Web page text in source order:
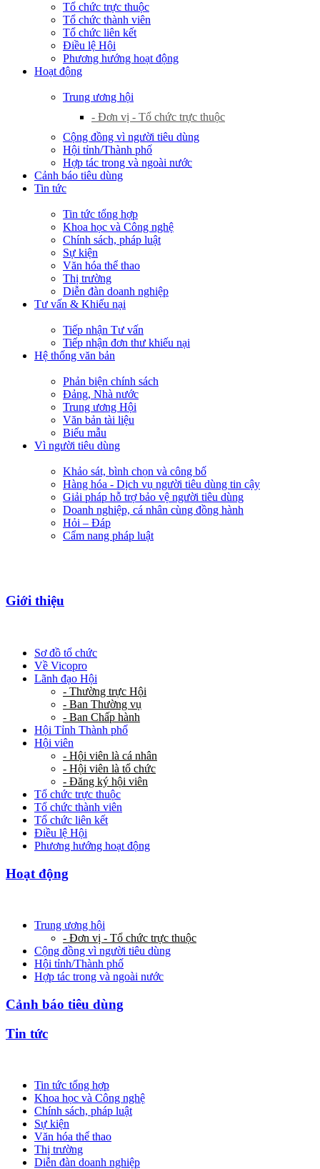
Tổ chức trực thuộc
Tổ chức thành viên
Tổ chức liên kết
Điều lệ Hội
Phương hướng hoạt động
Hoạt động
Trung ương hội
- Đơn vị - Tổ chức trực thuộc
Cộng đồng vì người tiêu dùng
Hội tỉnh/Thành phố
Hợp tác trong và ngoài nước
Cảnh báo tiêu dùng
Tin tức
Tin tức tổng hợp
Khoa học và Công nghệ
Chính sách, pháp luật
Sự kiện
Văn hóa thể thao
Thị trường
Diễn đàn doanh nghiệp
Tư vấn & Khiếu nại
Tiếp nhận Tư vấn
Tiếp nhận đơn thư khiếu nại
Hệ thống văn bản
Phản biện chính sách
Đảng, Nhà nước
Trung ương Hội
Văn bản tài liệu
Biểu mẫu
Vì người tiêu dùng
Khảo sát, bình chọn và công bố
Hàng hóa - Dịch vụ người tiêu dùng tin cậy
Giải pháp hỗ trợ bảo vệ người tiêu dùng
Doanh nghiệp, cá nhân cùng đồng hành
Hỏi – Đáp
Cẩm nang pháp luật
Giới thiệu
Sơ đồ tổ chức
Về Vicopro
Lãnh đạo Hội
- Thường trực Hội
- Ban Thường vụ
- Ban Chấp hành
Hội Tỉnh Thành phố
Hội viên
- Hội viên là cá nhân
- Hội viên là tổ chức
- Đăng ký hội viên
Tổ chức trực thuộc
Tổ chức thành viên
Tổ chức liên kết
Điều lệ Hội
Phương hướng hoạt động
Hoạt động
Trung ương hội
- Đơn vị - Tổ chức trực thuộc
Cộng đồng vì người tiêu dùng
Hội tỉnh/Thành phố
Hợp tác trong và ngoài nước
Cảnh báo tiêu dùng
Tin tức
Tin tức tổng hợp
Khoa học và Công nghệ
Chính sách, pháp luật
Sự kiện
Văn hóa thể thao
Thị trường
Diễn đàn doanh nghiệp